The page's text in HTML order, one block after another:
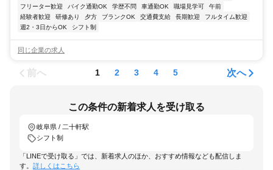
フリーター歓迎
バイク通勤OK 学歴不問 車通勤OK 職場見学可
午前
経験者歓迎
研修あり 夕方 ブランクOK 交通費支給 長期歓迎
フルタイム歓迎
週2・3日からOK
シフト制
同じ企業の求人
前へ 1 2 3 4 5 次へ
この条件の新着求人を受け取る
岐阜県 / 二十軒駅
シフト制
「LINEで受け取る」では、新着求人のほか、おすすめ情報なども配信しま
す。 詳しくはこちら